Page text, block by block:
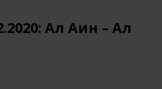
Ал Аин – Ал